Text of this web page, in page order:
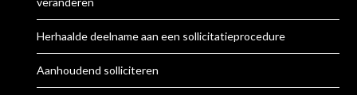
Herhaalde deelname aan een sollicitatieprocedure
Aanhoudend solliciteren